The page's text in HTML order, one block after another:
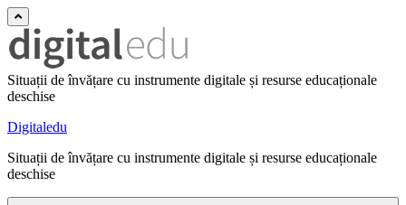
Situații de învățare cu instrumente digitale și resurse educaționale
deschise
Digitaledu
Situații de învățare cu instrumente digitale și resurse educaționale
deschise